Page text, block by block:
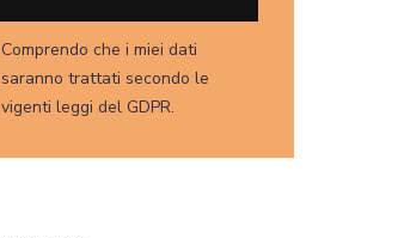
Comprendo che i miei dati
saranno trattati secondo le
vigenti leggi del GDPR.